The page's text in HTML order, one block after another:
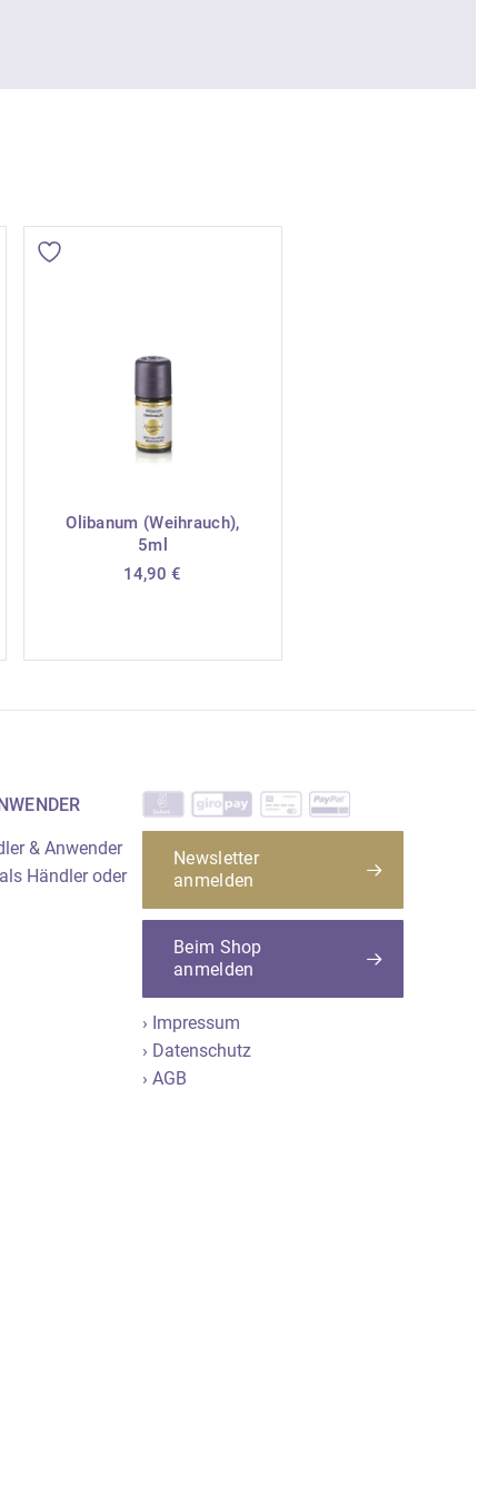
geeignet, sondern werden
eingesetzt. Der Anteil an
Substanzen, die
müssen. Informieren Sie
von Ihnen gewünschten
Verdünnung bzw.
Eindringen in die Atemwege
Hautreizung oder -
Olibanum (Weihrauch),
5ml
14,90€
& Anwender
Händler oder
Newsletter
anmelden
Beim Shop
anmelden
› Impressum
› Datenschutz
› AGB